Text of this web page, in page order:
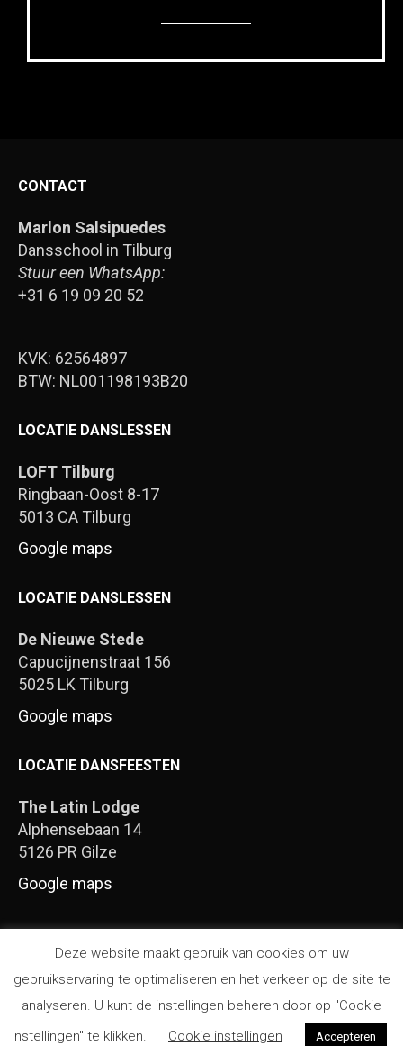
CONTACT
Marlon Salsipuedes
Dansschool in Tilburg
Stuur een WhatsApp:
+31 6 19 09 20 52
KVK: 62564897
BTW: NL001198193B20
LOCATIE DANSLESSEN
LOFT Tilburg
Ringbaan-Oost 8-17
5013 CA Tilburg
Google maps
LOCATIE DANSLESSEN
De Nieuwe Stede
Capucijnenstraat 156
5025 LK Tilburg
Google maps
LOCATIE DANSFEESTEN
The Latin Lodge
Alphensebaan 14
5126 PR Gilze
Google maps
Algemene voorwaarden
© Alle rechten voorbehouden -Marlon Salsipuedes|
Algemene Voorwaarden|Privacy beleid
| Website by
Deze website maakt gebruik van cookies om uw
gebruikservaring te optimaliseren en het verkeer op de site te
analyseren. U kunt de instellingen beheren door op "Cookie
Instellingen" te klikken.
Cookie instellingen Accepteren